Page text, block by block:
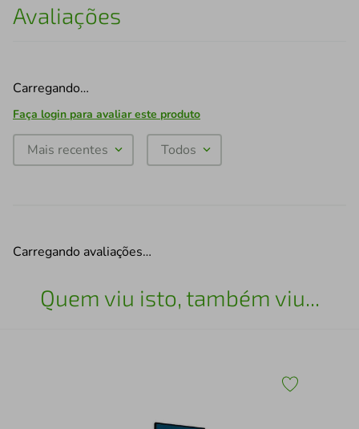
Avaliações
Carregando…
Faça login para avaliar este produto
Mais recentes Todos
Carregando avaliações…
Quem viu isto, também viu...